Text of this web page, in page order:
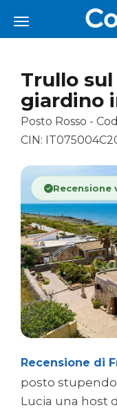
Trullo
giardino
Posto Rosso -
CIN:
Recensione di
posto
Lucia una host